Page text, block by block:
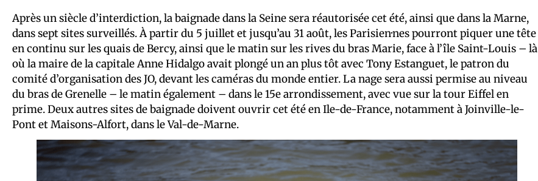
Après un siècle d’interdiction, la baignade dans la Seine sera réautorisée cet été, ainsi que dans la Marne,
dans sept sites surveillés. À partir du 5 juillet et jusqu’au 31 août, les Parisien·nes pourront piquer une tête
en continu sur les quais de Bercy, ainsi que le matin sur les rives du bras Marie, face à l’île Saint-Louis – là
où la maire de la capitale Anne Hidalgo avait plongé un an plus tôt avec Tony Estanguet, le patron du
comité d’organisation des JO, devant les caméras du monde entier. La nage sera aussi permise au niveau
du bras de Grenelle – le matin également – dans le 15e arrondissement, avec vue sur la tour Eiffel en
prime. Deux autres sites de baignade doivent ouvrir cet été en Ile-de-France, notamment à Joinville-le-
Pont et Maisons-Alfort, dans le Val-de-Marne.